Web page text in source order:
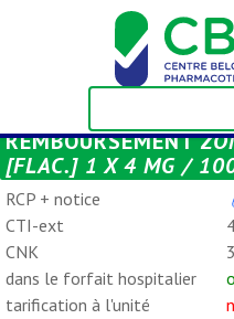
REMBOURSEMENT
[FLAC.] 1 X 4 MG /
RCP + notice
CTI-ext
CNK
dans le forfait hospitalier
tarification à l'unité